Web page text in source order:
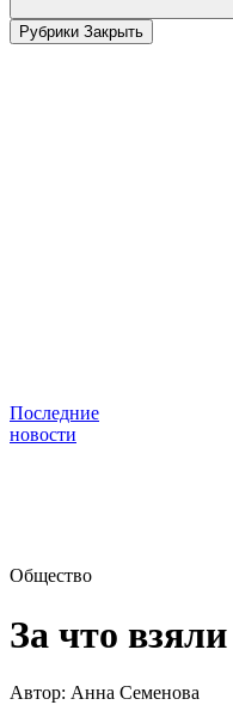
Рубрики Закрыть
Последние
новости
Общество
За что
Автор: Анна Семенова